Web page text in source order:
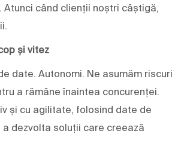
Atunci când clienții noștri câștigă,
și vitez
date. Autonomi. Ne asumăm riscuri
a rămâne înaintea concurenței.
și cu agilitate, folosind date de
dezvolta soluții care creează